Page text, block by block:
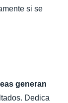
si se
generan
Dedica